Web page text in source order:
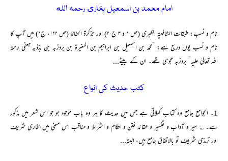
امام محمد بن اسمعیل بخارى رحمہ الله
نام و نسب: طبقات الشافعیۃ الکبری (ص ۲ و ۳ ج ۲) اور تذکرۃ الحفاظ (ص ۱۲۲، ج۲) میں آپ کا
نام و نسب یوں درج ہے: ”محمد بن اسمعیل بن ابراہیم بن المغیرة بن بردزبہ بن بذذبہ جعفی رحمۃ
اللہ تعالیٰ علیہ“ بردزبہ مجوسی تھے۔ ان کے بیٹے...
کتب حدیث کی انواع
1۔ الجوامع جامع وہ کتاب کہلاتی ہے جس میں حدیث کا ہر وہ باب موجود ہو جو اس شعر میں مذکور
ہے۔ ؎ سیر و آداب و تفسیر و عقائد فتن و احکام و اشراط و مناقب اس معنی میں بخاری شریف
اور ترمذی شریف تو بالاتفاق جامع ہیں، البتہ...